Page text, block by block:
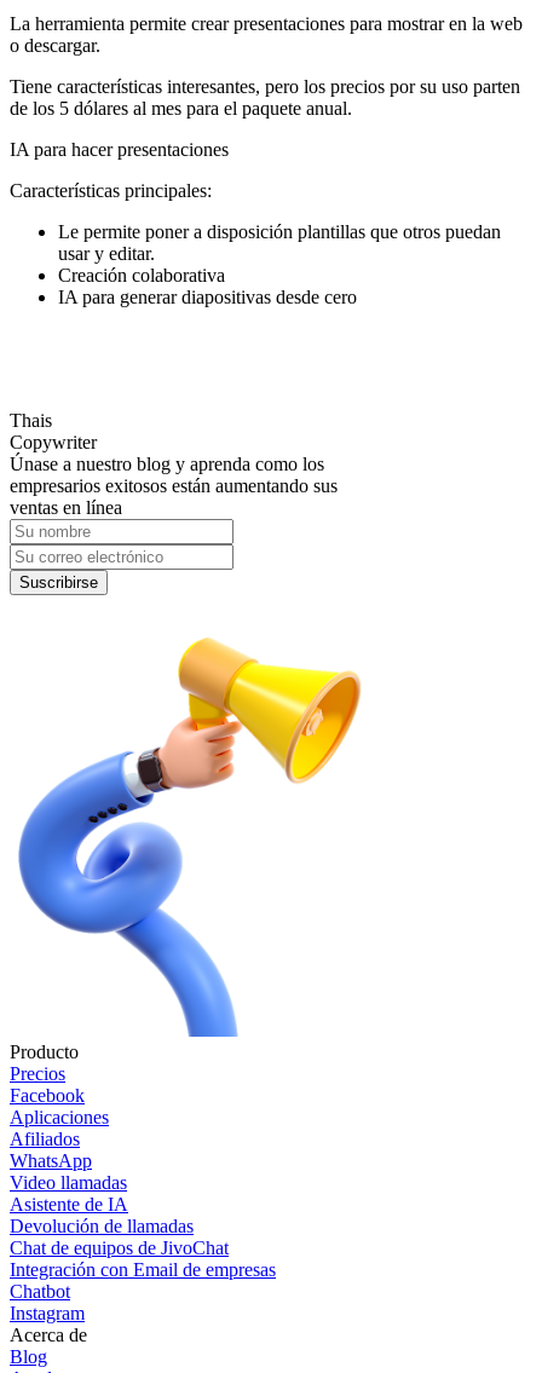
La herramienta permite crear presentaciones para mostrar en la web
o descargar.
Tiene características interesantes, pero los precios por su uso parten
de los 5 dólares al mes para el paquete anual.
IA para hacer presentaciones
Características principales:
Le permite poner a disposición plantillas que otros puedan
usar y editar.
Creación colaborativa
IA para generar diapositivas desde cero
Thais
Copywriter
Únase a nuestro blog y aprenda como los
empresarios exitosos están aumentando sus
ventas en línea
Suscribirse
Producto
Precios
Facebook
Aplicaciones
Afiliados
WhatsApp
Video llamadas
Asistente de IA
Devolución de llamadas
Chat de equipos de JivoChat
Integración con Email de empresas
Chatbot
Instagram
Acerca de
Blog